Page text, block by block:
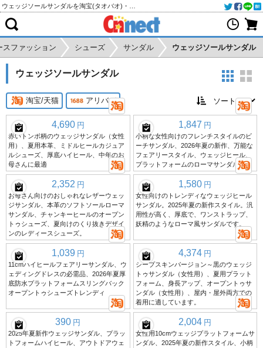
スファッション シューズ サンダル ウェッジソールサンダル
ウェッジソールサンダル
淘宝/天猫 アリババ
4,690 円
赤いトンボ柄のウェッジサンダル（女性
用）、夏用本革、ミドルヒールカジュア
ルシューズ、厚底ハイヒール、中年のお
母さんに最適
1,847 円
小柄な女性向けのフレンチスタイルのビ
ーチサンダル、2026年夏の新作、万能な
フェアリースタイル、ウェッジヒール、
プラットフォームのローマサンダル。
2,352 円
お母さん向けのおしゃれなレザーウェッ
ジサンダル、本革のソフトソールローマ
サンダル、チャンキーヒールのオープン
トゥシューズ、夏向けのくり抜きデザイ
ンのレディースシューズ。
1,580 円
女性向けのトレンディなウェッジヒール
サンダル。2025年夏の新作スタイル。汎
用性が高く、厚底で、ワンストラップ、
妖精のようなローマ風サンダルです。
1,039 円
11cmハイヒールフェアリーサンダル、ウ
ェディングドレスの必需品、2026年夏厚
底防水プラットフォームスリングバック
オープントゥシューズトレンディ
4,374 円
シープスキンバージョン～黒のウェッジ
トゥサンダル（女性用）、夏用プラット
フォーム、身長アップ、オープントゥサ
ンダル（女性用）、屋内・屋外両方での
着用に適しています。
390 円
2025年夏新作ウェッジサンダル、プラッ
トフォームハイヒール、アウトドアウェ
2,004 円
女性用10cmウェッジプラットフォームサ
ンダル、2025年夏の新作スタイル、小柄